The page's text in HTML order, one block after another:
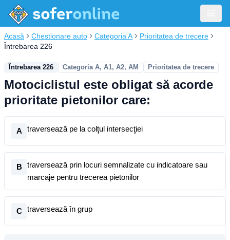
Acasă Chestionare auto Categoria A
Prioritatea de trecere
Întrebarea 226
Întrebarea 226 Categoria A, A1, A2, AM Prioritatea de trecere
Motociclistul este obligat să acorde
prioritate pietonilor care:
A traversează pe la colţul intersecţiei
B
traversează prin locuri semnalizate cu indicatoare sau
marcaje pentru trecerea pietonilor
C traversează în grup